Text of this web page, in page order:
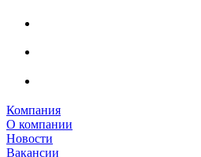
Компания
О компании
Новости
Вакансии